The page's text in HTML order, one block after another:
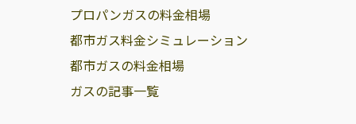
プロパンガスの料金相場
都市ガス料金シミュレーション
都市ガスの料金相場
ガスの記事一覧